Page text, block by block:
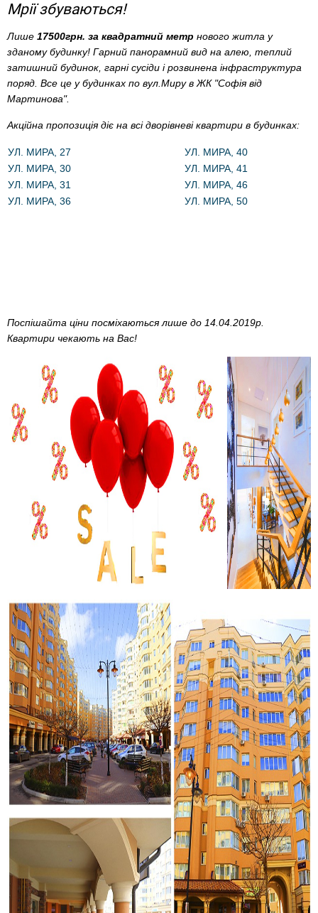
Мрії збуваються!
Лише 17500грн. за квадратний метр нового житла у
зданому будинку! Гарний панорамний вид на алею, теплий
затишний будинок, гарні сусіди і розвинена інфраструктура
поряд. Все це у будинках по вул.Миру в ЖК "Софія від
Мартинова".
Акційна пропозиція діє на всі дворівневі квартири в будинках:
УЛ. МИРА, 27
УЛ. МИРА, 40
УЛ. МИРА, 30
УЛ. МИРА, 41
УЛ. МИРА, 31
УЛ. МИРА, 46
УЛ. МИРА, 36
УЛ. МИРА, 50
Поспішайта ціни посміхаються лише до 14.04.2019р.
Квартири чекають на Вас!